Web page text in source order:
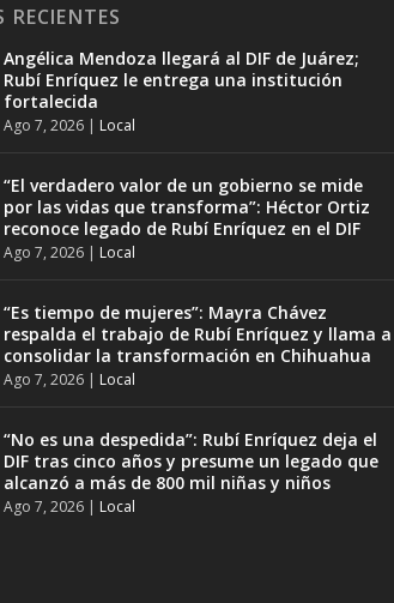
RECIENTES
Angélica Mendoza llegará al DIF de Juárez;
Rubí Enríquez le entrega una institución
fortalecida
Ago 7, 2026 | Local
“El verdadero valor de un gobierno se mide
por las vidas que transforma”: Héctor Ortiz
reconoce legado de Rubí Enríquez en el DIF
Ago 7, 2026 | Local
“Es tiempo de mujeres”: Mayra Chávez
respalda el trabajo de Rubí Enríquez y llama a
consolidar la transformación en Chihuahua
Ago 7, 2026 | Local
“No es una despedida”: Rubí Enríquez deja el
DIF tras cinco años y presume un legado que
alcanzó a más de 800 mil niñas y niños
Ago 7, 2026 | Local